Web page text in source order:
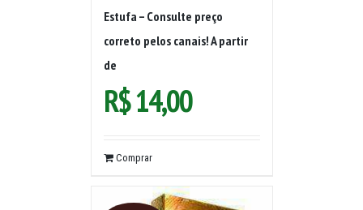
Estufa – Consulte preço
correto pelos canais! A partir
de
R$14,00
Comprar